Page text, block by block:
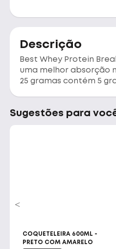
Descrição
Best Whey Protein
uma melhor absorção
25 gramas contém 5
Sugestões para
COQUETELEIRA 600ML -
PRETO COM AMARELO